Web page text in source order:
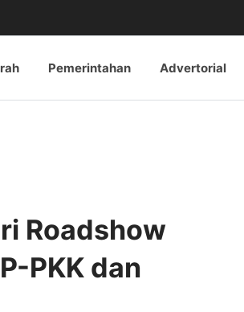
Pemerintahan Advertorial
Roadshow
PKK dan